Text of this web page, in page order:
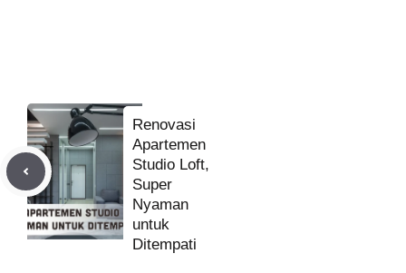
Renovasi
Apartemen
Studio Loft,
Super
Nyaman
untuk
Ditempati